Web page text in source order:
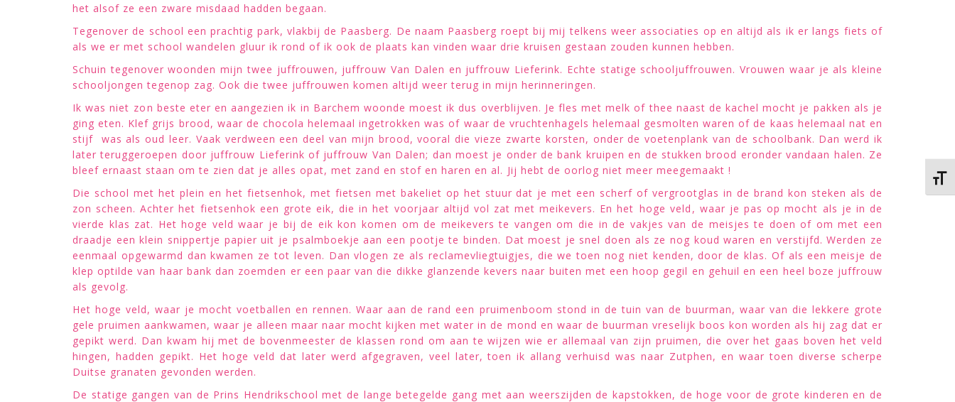
het alsof ze een zware misdaad hadden begaan.
Tegenover de school een prachtig park, vlakbij de Paasberg. De naam Paasberg roept bij mij telkens weer associaties op en altijd als ik er langs fiets of
als we er met school wandelen gluur ik rond of ik ook de plaats kan vinden waar drie kruisen gestaan zouden kunnen hebben.
Schuin tegenover woonden mijn twee juffrouwen, juffrouw Van Dalen en juffrouw Lieferink. Echte statige schooljuffrouwen. Vrouwen waar je als kleine
schooljongen tegenop zag. Ook die twee juffrouwen komen altijd weer terug in mijn herinneringen.
Ik was niet zon beste eter en aangezien ik in Barchem woonde moest ik dus overblijven. Je fles met melk of thee naast de kachel mocht je pakken als je
ging eten. Klef grijs brood, waar de chocola helemaal ingetrokken was of waar de vruchtenhagels helemaal gesmolten waren of de kaas helemaal nat en
stijf was als oud leer. Vaak verdween een deel van mijn brood, vooral die vieze zwarte korsten, onder de voetenplank van de schoolbank. Dan werd ik
later teruggeroepen door juffrouw Lieferink of juffrouw Van Dalen; dan moest je onder de bank kruipen en de stukken brood eronder vandaan halen. Ze
bleef ernaast staan om te zien dat je alles opat, met zand en stof en haren en al. Jij hebt de oorlog niet meer meegemaakt !
Die school met het plein en het fietsenhok, met fietsen met bakeliet op het stuur dat je met een scherf of vergrootglas in de brand kon steken als de
zon scheen. Achter het fietsenhok een grote eik, die in het voorjaar altijd vol zat met meikevers. En het hoge veld, waar je pas op mocht als je in de
vierde klas zat. Het hoge veld waar je bij de eik kon komen om de meikevers te vangen om die in de vakjes van de meisjes te doen of om met een
draadje een klein snippertje papier uit je psalmboekje aan een pootje te binden. Dat moest je snel doen als ze nog koud waren en verstijfd. Werden ze
eenmaal opgewarmd dan kwamen ze tot leven. Dan vlogen ze als reclamevliegtuigjes, die we toen nog niet kenden, door de klas. Of als een meisje de
klep optilde van haar bank dan zoemden er een paar van die dikke glanzende kevers naar buiten met een hoop gegil en gehuil en een heel boze juffrouw
als gevolg.
Het hoge veld, waar je mocht voetballen en rennen. Waar aan de rand een pruimenboom stond in de tuin van de buurman, waar van die lekkere grote
gele pruimen aankwamen, waar je alleen maar naar mocht kijken met water in de mond en waar de buurman vreselijk boos kon worden als hij zag dat er
gepikt werd. Dan kwam hij met de bovenmeester de klassen rond om aan te wijzen wie er allemaal van zijn pruimen, die over het gaas boven het veld
hingen, hadden gepikt. Het hoge veld dat later werd afgegraven, veel later, toen ik allang verhuisd was naar Zutphen, en waar toen diverse scherpe
Duitse granaten gevonden werden.
De statige gangen van de Prins Hendrikschool met de lange betegelde gang met aan weerszijden de kapstokken, de hoge voor de grote kinderen en de